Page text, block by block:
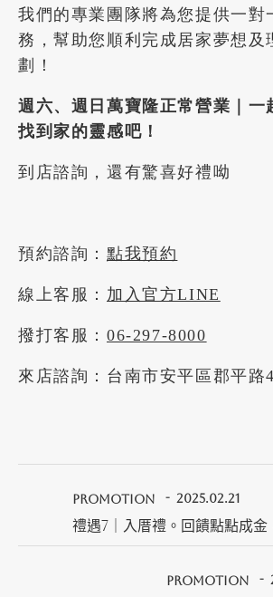
我們的專業團隊將為您提供一對
務，幫助您順利完成居家夢想及
劃！
週六、週日萬寶隆正常營業｜一
找到家的靈感吧！
到店諮詢，還有驚喜好禮呦
預約諮詢： 點我預約
線上客服： 加入官方LINE
撥打客服： 06-297-8000
來店諮詢：台南市安平區郡平路
PROMOTION 2025.02.21
禮遇7｜入厝禮。回饋點點成金
PROMOTION